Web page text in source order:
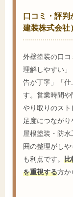
口コミ・評判
建装株式会社
外壁塗装の口
理解しやすい
告が丁寧」「
す。営業時間や
やり取りのス
足度につなが
屋根塗装・防
囲の整理がし
も利点です。 比
を重視する方か